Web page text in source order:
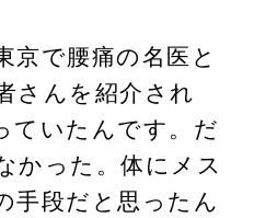
京で腰痛の名医と
さんを紹介され
ていたんです。だ
かった。体にメス
手段だと思ったん